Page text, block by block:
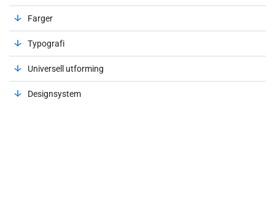
Farger
Typografi
Universell utforming
Designsystem